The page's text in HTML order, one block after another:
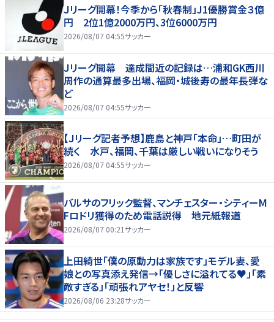
Ｊリーグ開幕！今季から「秋春制」J1優勝賞金３億
円 2位1億2000万円、3位6000万円
2026/08/07 04:55サッカー
Ｊリーグ開幕 達成間近の記録は…浦和GK西川
周作の通算最多出場、福岡・城後寿の最年長弾な
ど
2026/08/07 04:55サッカー
【Ｊリーグ記者予想】鹿島と神戸「本命」…町田が
続く 水戸、福岡、千葉は厳しい戦いになりそう
2026/08/07 04:55サッカー
バルサのフリック監督、マンチェスター・シティーM
Fロドリ獲得のため電話説得 地元紙報道
2026/08/07 00:21サッカー
上田綺世「僕の原動力は家族です」モデル妻、愛
娘との写真添え発信→「優しさに溢れてる♥」「素
敵すぎる」「頑張れアヤセ！」と反響
2026/08/06 23:28サッカー